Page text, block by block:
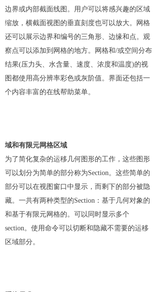
边界或内部截面线图。用户可以将感兴趣的区域
缩放，横截面视图的垂直刻度也可以放大。网格
还可以展示边界和编号的三角形、边缘和点。观
察点可以添加到网格的地方。网格和/或空间分布
结果(压力头、水含量、速度、浓度和温度)的视
图都使用高分辨率彩色或灰阶值。界面还包括一
个内容丰富的在线帮助菜单。
域和有限元网格区域
为了简化复杂的运移几何图形的工作，这些图形
可以划分为简单的部分称为Section。这些简单的
部分可以在视图窗口中显示，而剩下的部分被隐
藏。一共有两种类型的Section：基于几何对象的
和基于有限元网格的。可以同时显示多个
section。使用命令可以切断和隐藏不需要的运移
区域部分。